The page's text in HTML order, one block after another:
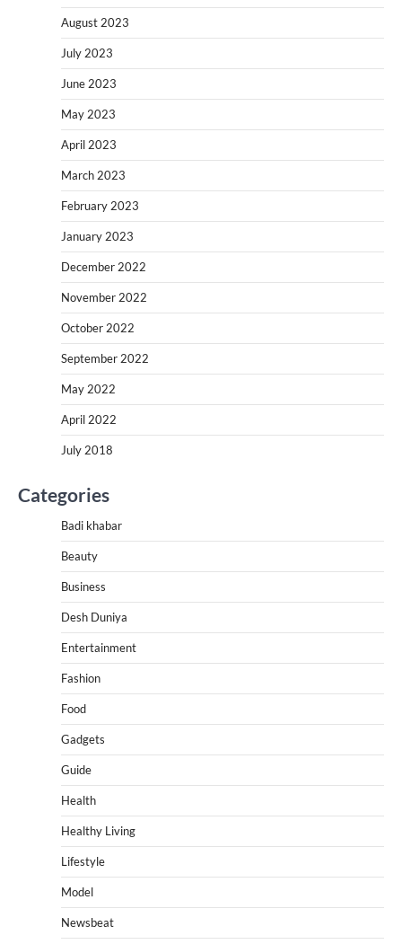
August 2023
July 2023
June 2023
May 2023
April 2023
March 2023
February 2023
January 2023
December 2022
November 2022
October 2022
September 2022
May 2022
April 2022
July 2018
Categories
Badi khabar
Beauty
Business
Desh Duniya
Entertainment
Fashion
Food
Gadgets
Guide
Health
Healthy Living
Lifestyle
Model
Newsbeat